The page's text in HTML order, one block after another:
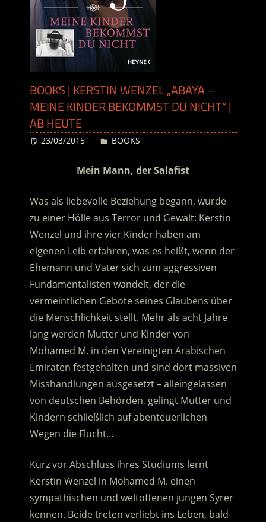
BOOKS | KERSTIN WENZEL „ABAYA –
MEINE KINDER BEKOMMST DU NICHT“ |
AB HEUTE
23/03/2015 Desiree
BOOKS
Mein Mann, der Salafist
Was als liebevolle Beziehung begann, wurde
zu einer Hölle aus Terror und Gewalt: Kerstin
Wenzel und ihre vier Kinder haben am
eigenen Leib erfahren, was es heißt, wenn der
Ehemann und Vater sich zum aggressiven
Fundamentalisten wandelt, der die
vermeintlichen Gebote seines Glaubens über
die Menschlichkeit stellt. Mehr als acht Jahre
lang werden Mutter und Kinder von
Mohamed M. in den Vereinigten Arabischen
Emiraten festgehalten und sind dort massiven
Misshandlungen ausgesetzt – alleingelassen
von deutschen Behörden, gelingt Mutter und
Kindern schließlich auf abenteuerlichen
Wegen die Flucht…
Kurz vor Abschluss ihres Studiums lernt
Kerstin Wenzel in Mohamed M. einen
sympathischen und weltoffenen jungen Syrer
kennen. Beide treten verliebt ins Leben, bald